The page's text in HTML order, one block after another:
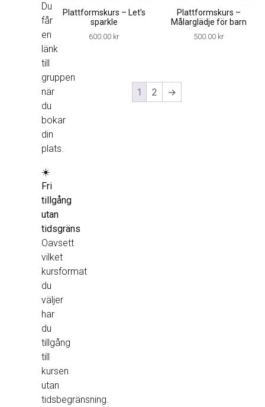
Du
får
en
länk
till
gruppen
när
du
bokar
din
plats.
☀️
Fri
tillgång
utan
tidsgräns
Oavsett
vilket
kursformat
du
väljer
har
du
tillgång
till
kursen
utan
tidsbegränsning.
Plattformskurs – Let’s
sparkle
600.00 kr
Plattformskurs –
Målarglädje för barn
500.00 kr
1 2 →